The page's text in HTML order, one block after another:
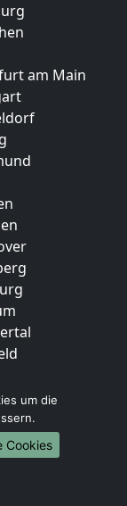
am Main
um die
Cookies